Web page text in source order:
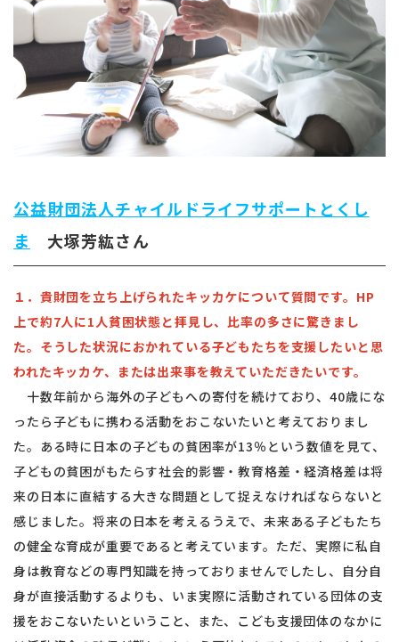
公益財団法人チャイルドライフサポートとくし
ま
大塚芳紘さん
１．貴財団を立ち上げられたキッカケについて質問です。HP
上で約7人に1人貧困状態と拝見し、比率の多さに驚きまし
た。そうした状況におかれている子どもたちを支援したいと思
われたキッカケ、または出来事を教えていただきたいです。
十数年前から海外の子どもへの寄付を続けており、40歳にな
ったら子どもに携わる活動をおこないたいと考えておりまし
た。ある時に日本の子どもの貧困率が13％という数値を見て、
子どもの貧困がもたらす社会的影響・教育格差・経済格差は将
来の日本に直結する大きな問題として捉えなければならないと
感じました。将来の日本を考えるうえで、未来ある子どもたち
の健全な育成が重要であると考えています。ただ、実際に私自
身は教育などの専門知識を持っておりませんでしたし、自分自
身が直接活動するよりも、いま実際に活動されている団体の支
援をおこないたいということ、また、こども支援団体のなかに